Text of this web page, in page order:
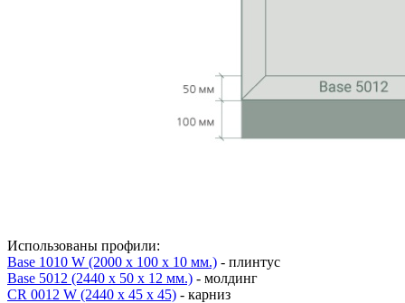
Использованы профили:
Base 1010 W (2000 x 100 x 10 мм.) - плинтус
Base 5012 (2440 x 50 x 12 мм.) - молдинг
CR 0012 W (2440 х 45 х 45) - карниз